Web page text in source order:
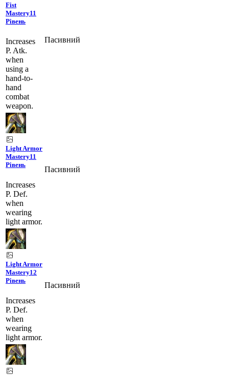
Fist
Mastery11
Рівень
Increases
P. Atk.
when
using a
hand-to-
hand
combat
weapon.
Пасивний
Light Armor
Mastery11
Рівень
Increases
P. Def.
when
wearing
light armor.
Пасивний
Light Armor
Mastery12
Рівень
Increases
P. Def.
when
wearing
light armor.
Пасивний